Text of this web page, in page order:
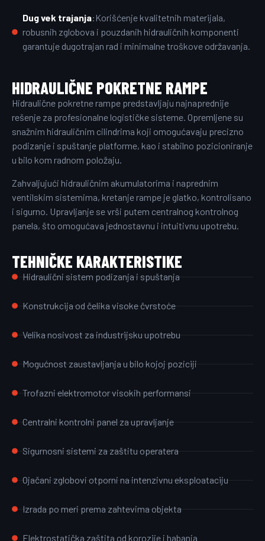
Dug vek trajanja:Korišćenje kvalitetnih materijala,
robusnih zglobova i pouzdanih hidrauličnih komponenti
garantuje dugotrajan rad i minimalne troškove održavanja.
HIDRAULIČNE POKRETNE RAMPE
Hidraulične pokretne rampe predstavljaju najnaprednije
rešenje za profesionalne logističke sisteme. Opremljene su
snažnim hidrauličnim cilindrima koji omogućavaju precizno
podizanje i spuštanje platforme, kao i stabilno pozicioniranje
u bilo kom radnom položaju.
Zahvaljujući hidrauličnim akumulatorima i naprednim
ventilskim sistemima, kretanje rampe je glatko, kontrolisano
i sigurno. Upravljanje se vrši putem centralnog kontrolnog
panela, što omogućava jednostavnu i intuitivnu upotrebu.
TEHNIČKE KARAKTERISTIKE
Hidraulični sistem podizanja i spuštanja
Konstrukcija od čelika visoke čvrstoće
Velika nosivost za industrijsku upotrebu
Mogućnost zaustavljanja u bilo kojoj poziciji
Trofazni elektromotor visokih performansi
Centralni kontrolni panel za upravljanje
Sigurnosni sistemi za zaštitu operatera
Ojačani zglobovi otporni na intenzivnu eksploataciju
Izrada po meri prema zahtevima objekta
Elektrostatička zaštita od korozije i habanja